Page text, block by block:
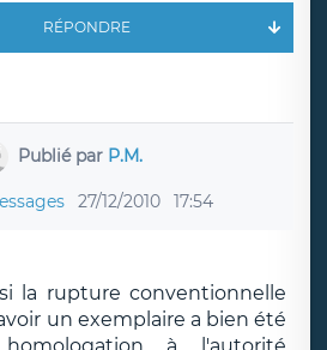
RÉPONDRE
Publié par P.M.
27/12/2010 17:54
la rupture conventionnelle
un exemplaire a bien été